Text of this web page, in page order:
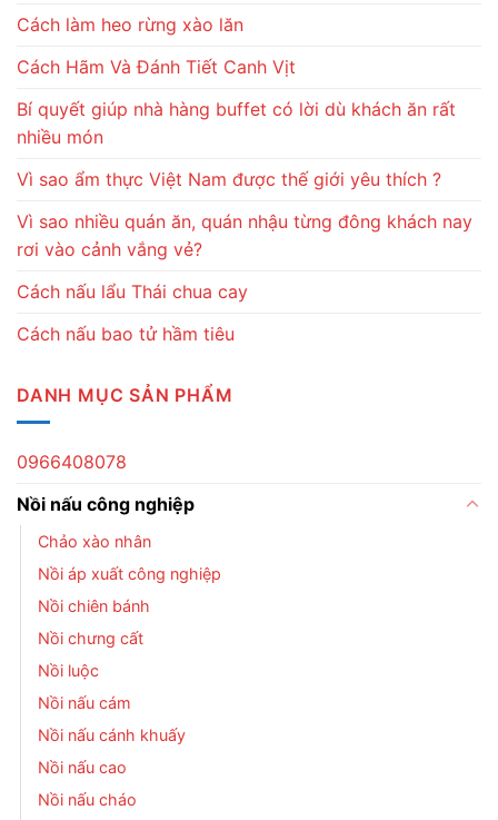
Cách làm heo rừng xào lăn
Cách Hãm Và Đánh Tiết Canh Vịt
Bí quyết giúp nhà hàng buffet có lời dù khách ăn rất
nhiều món
Vì sao ẩm thực Việt Nam được thế giới yêu thích ?
Vì sao nhiều quán ăn, quán nhậu từng đông khách nay
rơi vào cảnh vắng vẻ?
Cách nấu lẩu Thái chua cay
Cách nấu bao tử hầm tiêu
DANH MỤC SẢN PHẨM
0966408078
Nồi nấu công nghiệp
Chảo xào nhân
Nồi áp xuất công nghiệp
Nồi chiên bánh
Nồi chưng cất
Nồi luộc
Nồi nấu cám
Nồi nấu cánh khuấy
Nồi nấu cao
Nồi nấu cháo